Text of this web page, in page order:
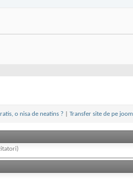
o nisa de neatins ?| Transfer site de pe